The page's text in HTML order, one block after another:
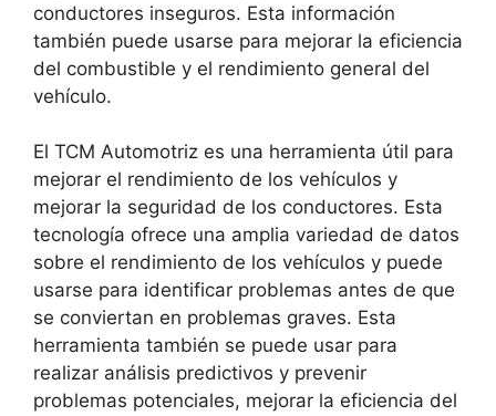
conductores inseguros. Esta información
también puede usarse para mejorar la eficiencia
del combustible y el rendimiento general del
vehículo.
El TCM Automotriz es una herramienta útil para
mejorar el rendimiento de los vehículos y
mejorar la seguridad de los conductores. Esta
tecnología ofrece una amplia variedad de datos
sobre el rendimiento de los vehículos y puede
usarse para identificar problemas antes de que
se conviertan en problemas graves. Esta
herramienta también se puede usar para
realizar análisis predictivos y prevenir
problemas potenciales, mejorar la eficiencia del